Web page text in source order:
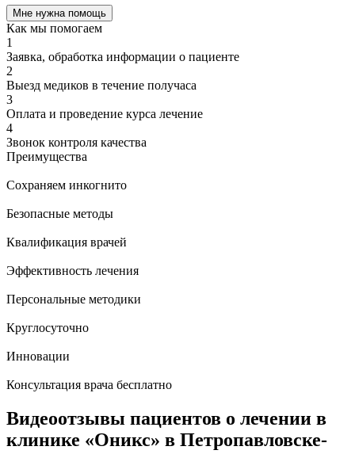
Мне нужна помощь
Как мы помогаем
1
Заявка, обработка информации о пациенте
2
Выезд медиков в течение получаса
3
Оплата и проведение курса лечение
4
Звонок контроля качества
Преимущества
Сохраняем инкогнито
Безопасные методы
Квалификация врачей
Эффективность лечения
Персональные методики
Круглосуточно
Инновации
Консультация врача бесплатно
Видеоотзывы пациентов о лечении в
клинике «Оникс» в Петропавловске-